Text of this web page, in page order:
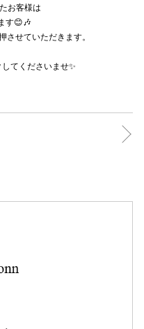
お客様は
す😊🎶
せていただきます。
てくださいませ✨
新百合
キャナルシ